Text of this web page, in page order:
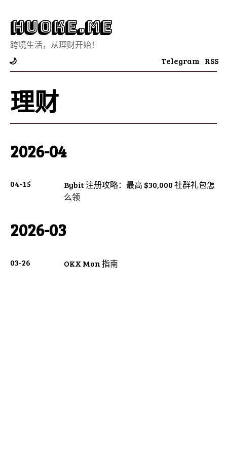
Huoke.Me
跨境生活，从理财开始！
🌙 Telegram RSS
理财
2026-04
04-15
Bybit 注册攻略：最高 $30,000 社群礼包怎
么领
2026-03
03-26 OKX Mon 指南